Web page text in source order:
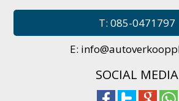
T: 085-0471797
E:
SOCIAL MEDIA